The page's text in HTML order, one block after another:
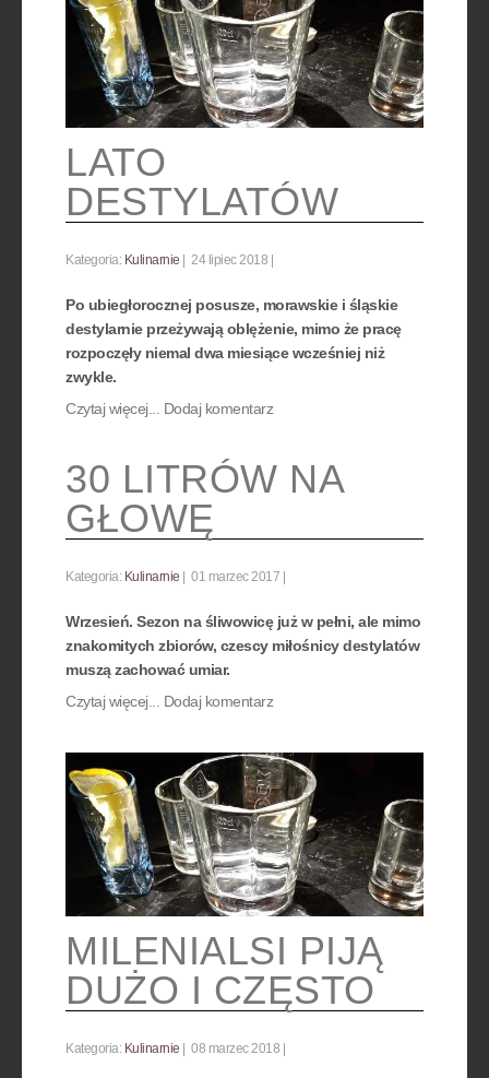
LATO
DESTYLATÓW
Kategoria: Kulinarnie 24 lipiec 2018
Po ubiegłorocznej posusze, morawskie i śląskie
destylarnie przeżywają oblężenie, mimo że pracę
rozpoczęły niemal dwa miesiące wcześniej niż
zwykle.
Czytaj więcej...
Dodaj komentarz
30 LITRÓW NA
GŁOWĘ
Kategoria: Kulinarnie 01 marzec 2017
Wrzesień. Sezon na śliwowicę już w pełni, ale mimo
znakomitych zbiorów, czescy miłośnicy destylatów
muszą zachować umiar.
Czytaj więcej...
Dodaj komentarz
MILENIALSI PIJĄ
DUŻO I CZĘSTO
Kategoria: Kulinarnie 08 marzec 2018